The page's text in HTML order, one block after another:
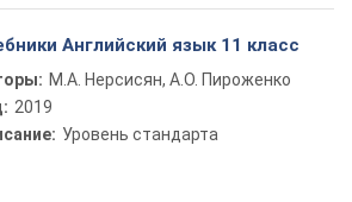
Английский язык 11 класс
М.А. Нерсисян, А.О. Пироженко
2019
Уровень стандарта